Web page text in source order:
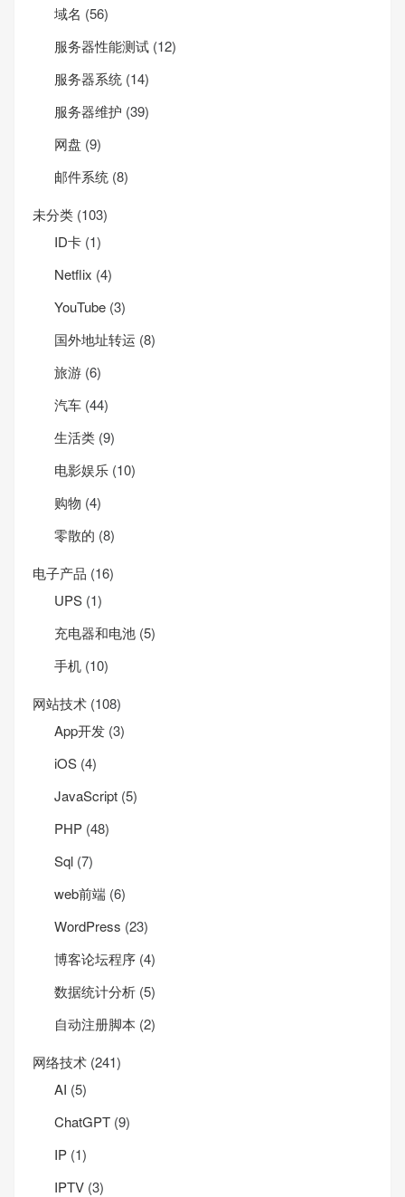
域名 (56)
服务器性能测试 (12)
服务器系统 (14)
服务器维护 (39)
网盘 (9)
邮件系统 (8)
未分类 (103)
ID卡 (1)
Net­flix (4)
YouTube (3)
国外地址转运 (8)
旅游 (6)
汽车 (44)
生活类 (9)
电影娱乐 (10)
购物 (4)
零散的 (8)
电子产品 (16)
UPS (1)
充电器和电池 (5)
手机 (10)
网站技术 (108)
App开发 (3)
iOS (4)
JavaScript (5)
PHP (48)
Sql (7)
web前端 (6)
WordPress (23)
博客论坛程序 (4)
数据统计分析 (5)
自动注册脚本 (2)
网络技术 (241)
AI (5)
ChatGPT (9)
IP (1)
IPTV (3)